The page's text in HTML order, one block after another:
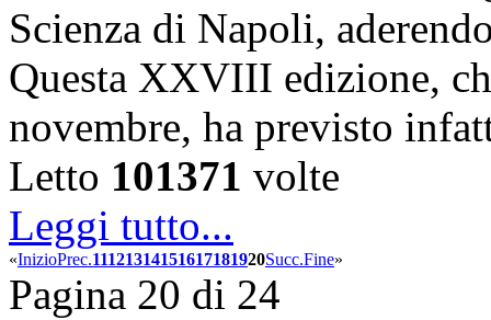
Scienza di Napoli,
Questa XXVIII edizione,
novembre, ha previsto
Letto 101371 volte
Leggi tutto...
«InizioPrec.11121314151617181920Succ.Fine»
Pagina 20 di 24